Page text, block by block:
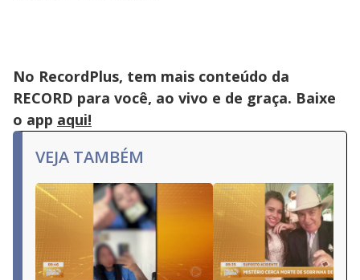
No RecordPlus, tem mais conteúdo da
RECORD para você, ao vivo e de graça. Baixe
o app aqui!
VEJA TAMBÉM